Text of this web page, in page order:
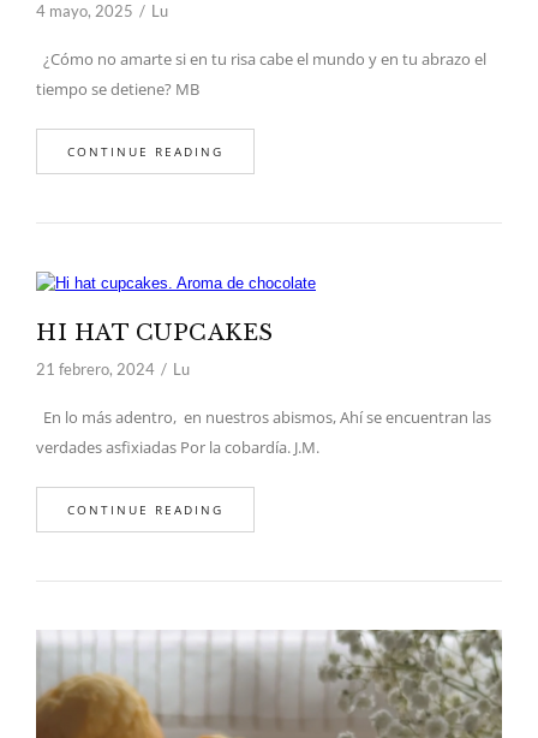
4 mayo, 2025 Lu
¿Cómo no amarte si en tu risa cabe el mundo y en tu abrazo el
tiempo se detiene? MB
CONTINUE READING
HI HAT CUPCAKES
21 febrero, 2024 Lu
En lo más adentro, en nuestros abismos, Ahí se encuentran las
verdades asfixiadas Por la cobardía. J.M.
CONTINUE READING